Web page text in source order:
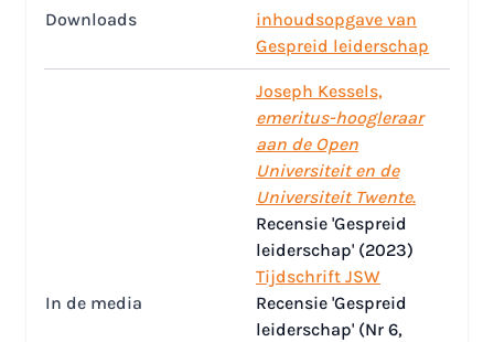
Downloads
inhoudsopgave van
Gespreid leiderschap
In de media
Joseph Kessels,
emeritus-hoogleraar
aan de Open
Universiteit en de
Universiteit Twente.
Recensie 'Gespreid
leiderschap' (2023)
Tijdschrift JSW
Recensie 'Gespreid
leiderschap' (Nr 6,